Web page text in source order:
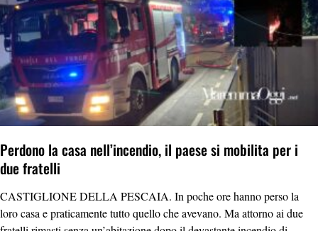
Perdono la casa nell’incendio, il paese si mobilita per i
due fratelli
CASTIGLIONE DELLA PESCAIA. In poche ore hanno perso la
loro casa e praticamente tutto quello che avevano. Ma attorno ai due